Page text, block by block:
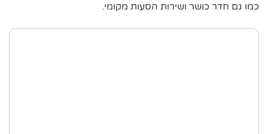
כמו גם חדר כושר ושירות הסעות מקומי.